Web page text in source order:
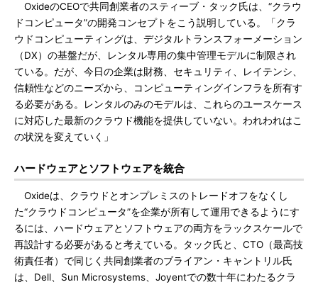
OxideのCEOで共同創業者のスティーブ・タック氏は、“クラウ
ドコンピュータ”の開発コンセプトをこう説明している。「クラ
ウドコンピューティングは、デジタルトランスフォーメーション
（DX）の基盤だが、レンタル専用の集中管理モデルに制限され
ている。だが、今日の企業は財務、セキュリティ、レイテンシ、
信頼性などのニーズから、コンピューティングインフラを所有す
る必要がある。レンタルのみのモデルは、これらのユースケース
に対応した最新のクラウド機能を提供していない。われわれはこ
の状況を変えていく」
ハードウェアとソフトウェアを統合
Oxideは、クラウドとオンプレミスのトレードオフをなくし
た“クラウドコンピュータ”を企業が所有して運用できるようにす
るには、ハードウェアとソフトウェアの両方をラックスケールで
再設計する必要があると考えている。タック氏と、CTO（最高技
術責任者）で同じく共同創業者のブライアン・キャントリル氏
は、Dell、Sun Microsystems、Joyentでの数十年にわたるクラ